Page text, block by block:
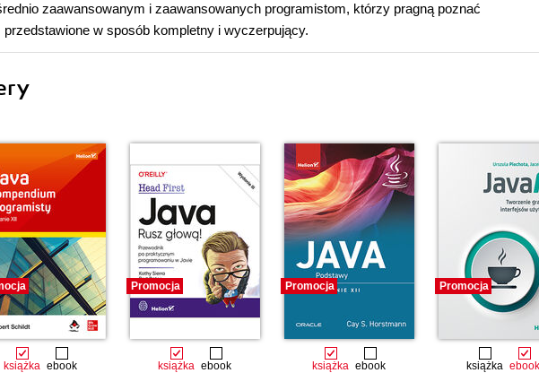
zaawansowanym i zaawansowanych programistom, którzy pragną poznać
w sposób kompletny i wyczerpujący.
książka ebook
Promocja
książka ebook
Promocja
książka ebook
Promocja
książka ebook